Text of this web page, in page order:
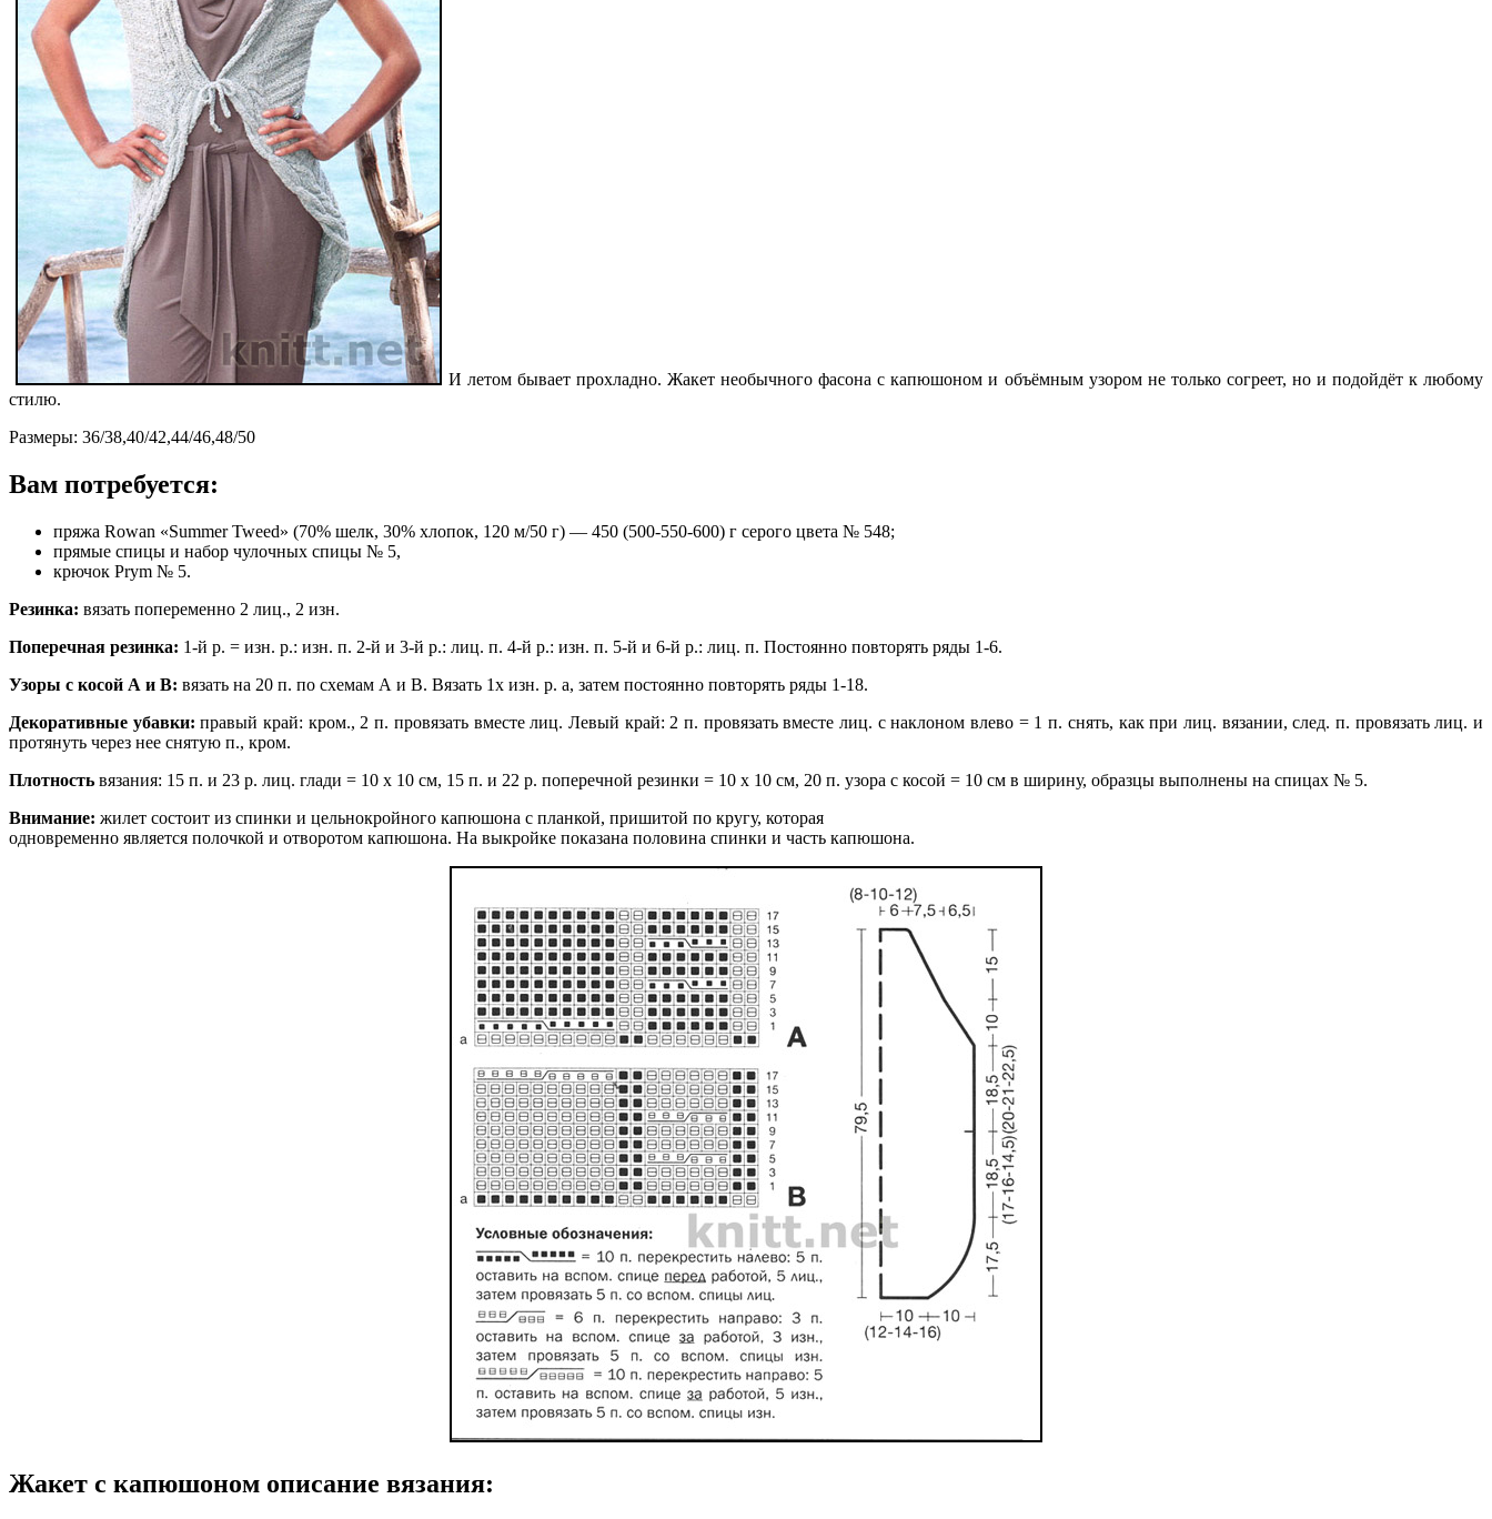
И летом бывает прохладно. Жакет необычного фасона с капюшоном и объёмным узором не только согреет, но и подойдёт к любому
стилю.
Размеры: 36/38,40/42,44/46,48/50
Вам потребуется:
пряжа Rowan «Summer Tweed» (70% шелк, 30% хлопок, 120 м/50 г) — 450 (500-550-600) г серого цвета № 548;
прямые спицы и набор чулочных спицы № 5,
крючок Prym № 5.
Резинка: вязать попеременно 2 лиц., 2 изн.
Поперечная резинка: 1-й р. = изн. р.: изн. п. 2-й и 3-й р.: лиц. п. 4-й р.: изн. п. 5-й и 6-й р.: лиц. п. Постоянно повторять ряды 1-6.
Узоры с косой А и В: вязать на 20 п. по схемам А и В. Вязать 1х изн. р. а, затем постоянно повторять ряды 1-18.
Декоративные убавки:правый край: кром., 2 п. провязать вместе лиц. Левый край: 2 п. провязать вместе лиц. с наклоном влево = 1 п. снять, как при лиц. вязании, след. п. провязать лиц. и
протянуть через нее снятую п., кром.
Плотность вязания: 15 п. и 23 р. лиц. глади = 10 х 10 см, 15 п. и 22 р. поперечной резинки = 10 х 10 см, 20 п. узора с косой = 10 см в ширину, образцы выполнены на спицах № 5.
Внимание: жилет состоит из спинки и цельнокройного капюшона с планкой, пришитой по кругу, которая
одновременно является полочкой и отворотом капюшона. На выкройке показана половина спинки и часть капюшона.
Жакет с капюшоном описание вязания: